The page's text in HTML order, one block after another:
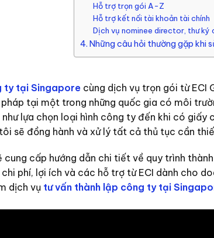
Hỗ trợ trọn gói A-Z
Hỗ trợ kết nối tài khoản tài chính
Dịch vụ nominee director, thư ký
4. Những câu hỏi thường gặp khi
ty tại Singapore cùng dịch vụ trọn gói từ ECI
pháp tại một trong những quốc gia có môi
lựa chọn loại hình công ty đến khi có giấy
sẽ đồng hành và xử lý tất cả thủ tục cần
cung cấp hướng dẫn chi tiết về quy trình
phí, lợi ích và các hỗ trợ từ ECI dành cho
dịch vụ tư vấn thành lập công ty tại